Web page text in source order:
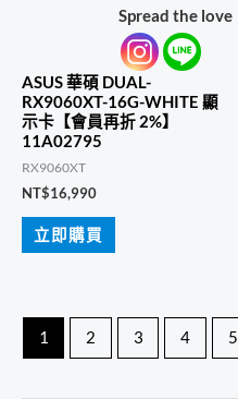
Spread the love
ASUS 華碩 DUAL-
RX9060XT-16G-WHITE 顯
示卡【會員再折 2%】
11A02795
RX9060XT
NT$16,990
立即購買
1 2 3 4 5